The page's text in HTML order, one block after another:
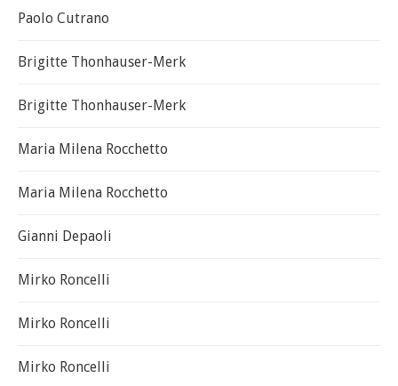
Paolo Cutrano
Brigitte Thonhauser-Merk
Brigitte Thonhauser-Merk
Maria Milena Rocchetto
Maria Milena Rocchetto
Gianni Depaoli
Mirko Roncelli
Mirko Roncelli
Mirko Roncelli